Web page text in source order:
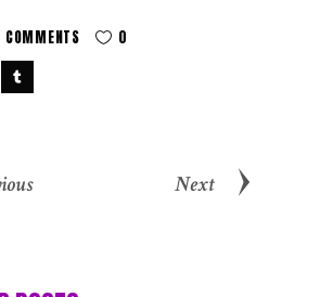
0
Next